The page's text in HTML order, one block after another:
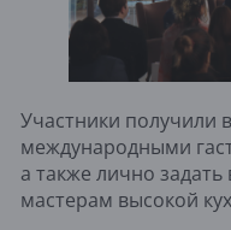
Участники получили
международными
а также лично
мастерам высокой